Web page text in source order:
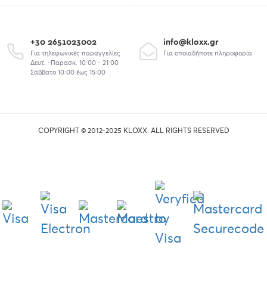
+30 2651023002
Για τηλεφωνικές παραγγελίες
Δευτ. -Παρασκ. 10:00 - 21:00
Σάββατο 10:00 έως 15:00
info@kloxx.gr
Για οποιαδήποτε πληροφορία
COPYRIGHT © 2012-2025 KLOXX. ALL RIGHTS RESERVED